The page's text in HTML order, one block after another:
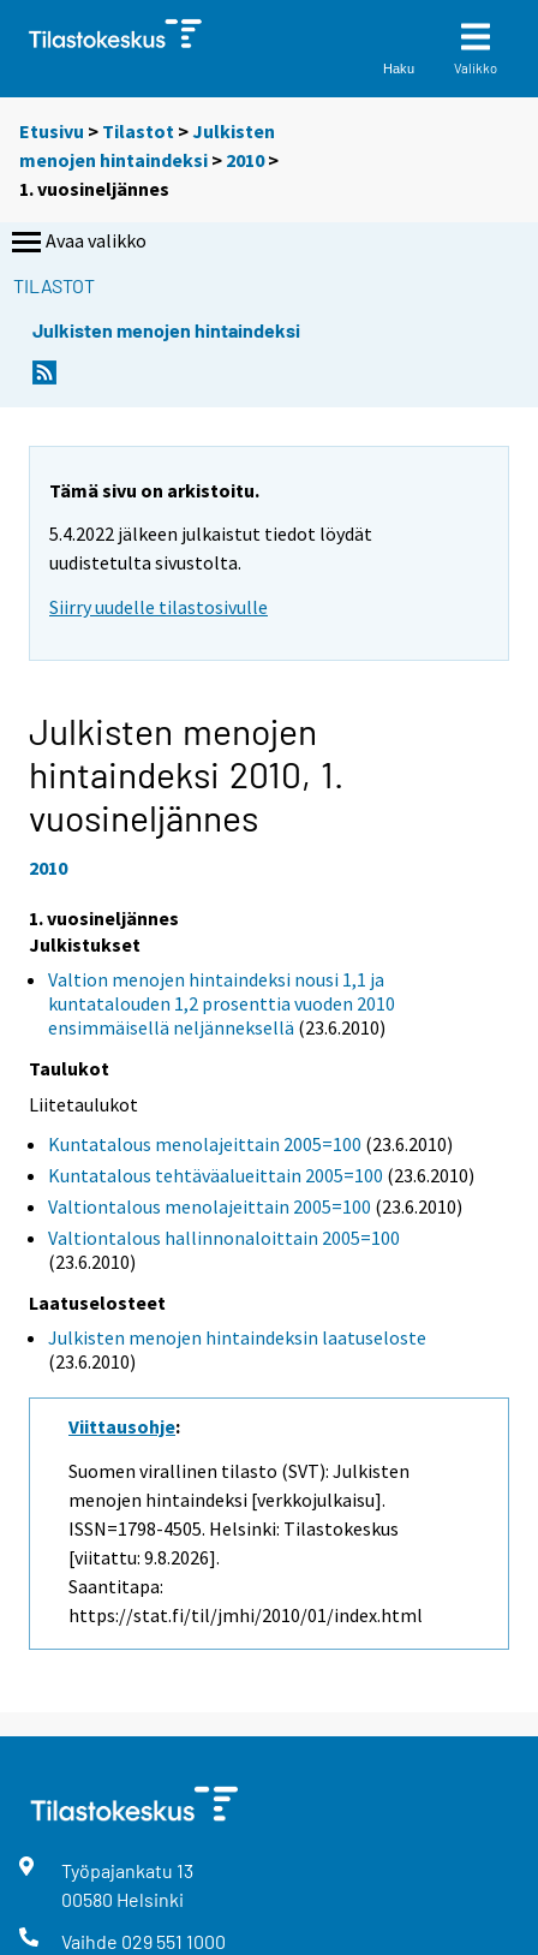
Haku Valikko
Etusivu > Tilastot >Julkisten
menojen hintaindeksi > 2010>
1. vuosineljännes
Avaa valikko
TILASTOT
Julkisten menojen hintaindeksi
Tämä sivu on arkistoitu.
5.4.2022 jälkeen julkaistut tiedot löydät
uudistetulta sivustolta.
Siirry uudelle tilastosivulle
Julkisten menojen
hintaindeksi 2010, 1.
vuosineljännes
2010
1. vuosineljännes
Julkistukset
Valtion menojen hintaindeksi nousi 1,1 ja
kuntatalouden 1,2 prosenttia vuoden 2010
ensimmäisellä neljänneksellä (23.6.2010)
Taulukot
Liitetaulukot
Kuntatalous menolajeittain 2005=100 (23.6.2010)
Kuntatalous tehtäväalueittain 2005=100 (23.6.2010)
Valtiontalous menolajeittain 2005=100 (23.6.2010)
Valtiontalous hallinnonaloittain 2005=100
(23.6.2010)
Laatuselosteet
Julkisten menojen hintaindeksin laatuseloste
(23.6.2010)
Viittausohje:
Suomen virallinen tilasto (SVT): Julkisten
menojen hintaindeksi [verkkojulkaisu].
ISSN=1798-4505. Helsinki: Tilastokeskus
[viitattu: 9.8.2026].
Saantitapa:
https://stat.fi/til/jmhi/2010/01/index.html
Työpajankatu 13
00580 Helsinki
Vaihde 029 551 1000